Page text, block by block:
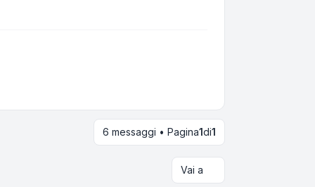
6 messaggi • Pagina1di1
Vai a